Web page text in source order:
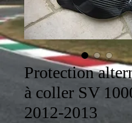
Protection
à coller SV
2012-2013